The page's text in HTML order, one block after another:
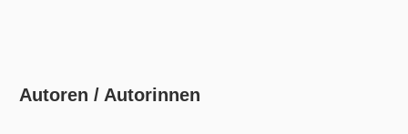
Autoren / Autorinnen